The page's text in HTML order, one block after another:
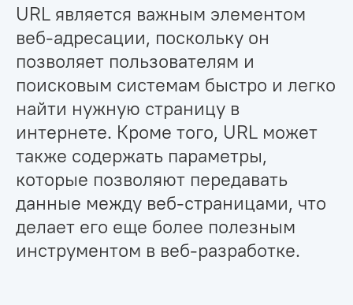
URL является важным элементом
веб-адресации, поскольку он
позволяет пользователям и
поисковым системам быстро и легко
найти нужную страницу в
интернете. Кроме того, URL может
также содержать параметры,
которые позволяют передавать
данные между веб-страницами, что
делает его еще более полезным
инструментом в веб-разработке.